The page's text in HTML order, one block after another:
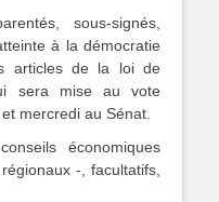
sous-signés,
à la démocratie
articles de la loi de
sera mise au vote
mercredi au Sénat.
économiques
-, facultatifs,